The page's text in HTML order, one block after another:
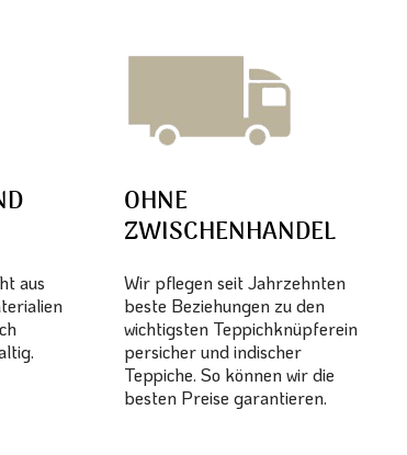
aus
OHNE
ZWISCHENHANDEL
Wir pflegen seit Jahrzehnten
beste Beziehungen zu den
wichtigsten Teppichknüpferein
persicher und indischer
Teppiche. So können wir die
besten Preise garantieren.